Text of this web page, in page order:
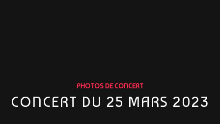
PHOTOS DE CONCERT
CONCERT DU 25 MARS 2023